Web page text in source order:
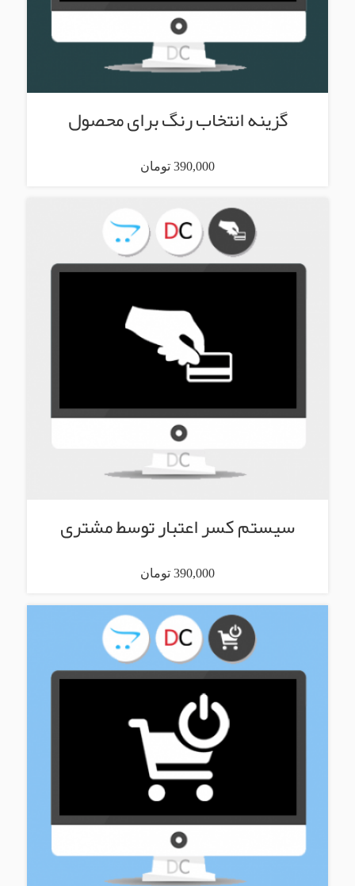
گزینه انتخاب رنگ برای محصول
390,000 تومان
سیستم کسر اعتبار توسط مشتری
390,000 تومان